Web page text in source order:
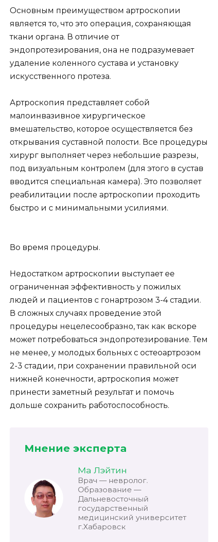
Основным преимуществом артроскопии
является то, что это операция, сохраняющая
ткани органа. В отличие от
эндопротезирования, она не подразумевает
удаление коленного сустава и установку
искусственного протеза.
Артроскопия представляет собой
малоинвазивное хирургическое
вмешательство, которое осуществляется без
открывания суставной полости. Все процедуры
хирург выполняет через небольшие разрезы,
под визуальным контролем (для этого в сустав
вводится специальная камера). Это позволяет
реабилитации после артроскопии проходить
быстро и с минимальными усилиями.
Во время процедуры.
Недостатком артроскопии выступает ее
ограниченная эффективность у пожилых
людей и пациентов с гонартрозом 3-4 стадии.
В сложных случаях проведение этой
процедуры нецелесообразно, так как вскоре
может потребоваться эндопротезирование. Тем
не менее, у молодых больных с остеоартрозом
2-3 стадии, при сохранении правильной оси
нижней конечности, артроскопия может
принести заметный результат и помочь
дольше сохранить работоспособность.
Мнение эксперта
Ма Лэйтин
Врач — невролог.
Образование —
Дальневосточный
государственный
медицинский университет
г.Хабаровск